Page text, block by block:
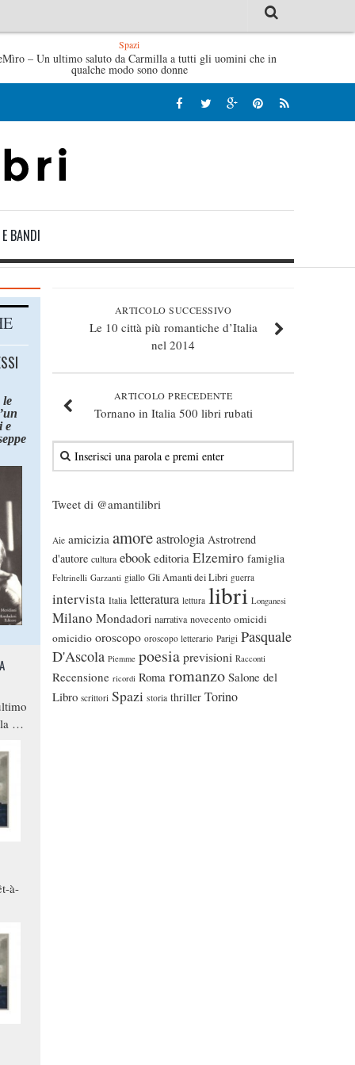
non verrà – Fruttero & Lucentini
Spazi
– Un ultimo saluto da Carmilla a tutti gli uomini che in
qualche modo sono donne
BANDI
ARTICOLO SUCCESSIVO
Le 10 città più romantiche d’Italia
nel 2014
ARTICOLO PRECEDENTE
Tornano in Italia 500 libri rubati
Tweet di @amantilibri
Aie amicizia amoreastrologia Astrotrend
d'autore cultura ebook editoria Elzemiro famiglia
Feltrinelli Garzanti giallo Gli Amanti dei Libri guerra
intervista Italia letteratura lettura libri Longanesi
Milano Mondadori narrativa novecento omicidi
omicidio oroscopo oroscopo letterario Parigi Pasquale
D'Ascola Piemme poesia previsioni Racconti
Recensione ricordi Roma romanzo Salone del
Libro scrittori Spazi storia thriller Torino
le
e
a
à-